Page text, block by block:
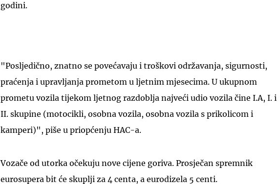
godini.
"Posljedično, znatno se povećavaju i troškovi održavanja, sigurnosti,
praćenja i upravljanja prometom u ljetnim mjesecima. U ukupnom
prometu vozila tijekom ljetnog razdoblja najveći udio vozila čine I.A, I. i
II. skupine (motocikli, osobna vozila, osobna vozila s prikolicom i
kamperi)", piše u priopćenju HAC-a.
Vozače od utorka očekuju nove cijene goriva. Prosječan spremnik
eurosupera bit će skuplji za 4 centa, a eurodizela 5 centi.